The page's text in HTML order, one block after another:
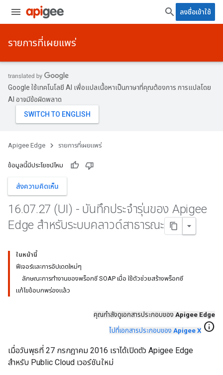
ลงชื่อเข้าใช้
รายการที่เผยแพร่
Google ใช้เทคโนโลยี AI เพื่อแปลเนื้อหาเป็นภาษาที่คุณต้องการ การแปลโดย
AI อาจมีข้อผิดพลาด
Apigee Edge รายการที่เผยแพร่
ข้อมูลนี้มีประโยชน์ไหม
ส่งความคิดเห็น
16.07.27 (UI) - บันทึกประจำรุ่นของ Apigee
Edge สำหรับระบบคลาวด์สาธารณะ
ในหน้านี้
ฟีเจอร์และการอัปเดตใหม่ๆ
ลักษณะการทำงานของพร็อกซี SOAP เมื่อ ใช้ตัวช่วยสร้างพร็อกซี
แก้ไขข้อบกพร่องแล้ว
คุณกำลังดูเอกสารประกอบของ Apigee Edge
ไปที่เอกสารประกอบของ Apigee X info
เมื่อวันพุธที่ 27 กรกฎาคม 2016 เราได้เปิดตัว Apigee Edge
สำหรับ Public Cloud เวอร์ชันใหม่